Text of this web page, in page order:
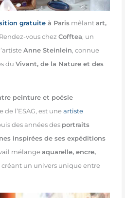
gratuiteà Parismêlant art,
vous chez Cofftea, un
Anne Steinlein, connue
du Vivant, de la Nature et des
peinture et poésie
l’ESAG, est une artiste
des années des portraits
inspirées de ses expéditions
mélange aquarelle, encre,
créant un univers unique entre